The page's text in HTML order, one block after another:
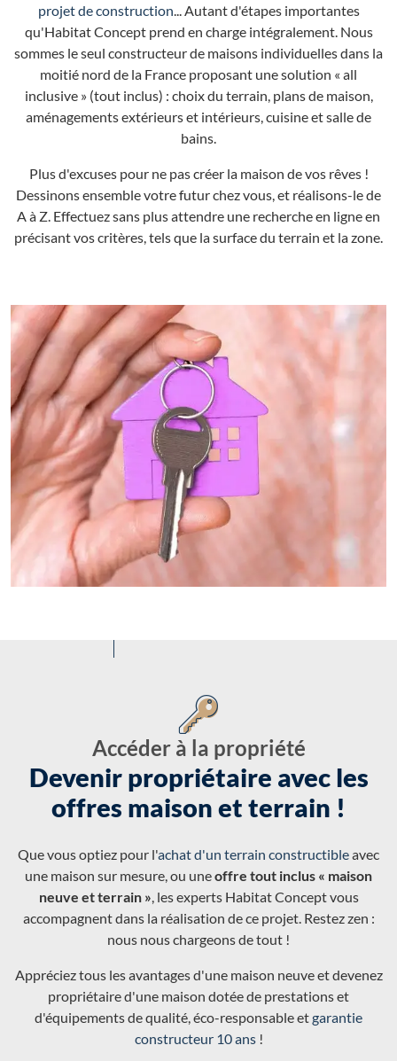
projet de construction... Autant d'étapes importantes
qu'Habitat Concept prend en charge intégralement. Nous
sommes le seul constructeur de maisons individuelles dans la
moitié nord de la France proposant une solution « all
inclusive » (tout inclus) : choix du terrain, plans de maison,
aménagements extérieurs et intérieurs, cuisine et salle de
bains.
Plus d'excuses pour ne pas créer la maison de vos rêves !
Dessinons ensemble votre futur chez vous, et réalisons-le de
A à Z. Effectuez sans plus attendre une recherche en ligne en
précisant vos critères, tels que la surface du terrain et la zone.
Accéder à la propriété
Devenir propriétaire avec les
offres maison et terrain !
Que vous optiez pour l'achat d'un terrain constructibleavec
une maison sur mesure, ou uneoffre tout inclus « maison
neuve et terrain », les experts Habitat Concept vous
accompagnent dans la réalisation de ce projet. Restez zen :
nous nous chargeons de tout !
Appréciez tous les avantages d'une maison neuve et devenez
propriétaire d'une maison dotée de prestations et
d'équipements de qualité, éco-responsable etgarantie
constructeur 10 ans!